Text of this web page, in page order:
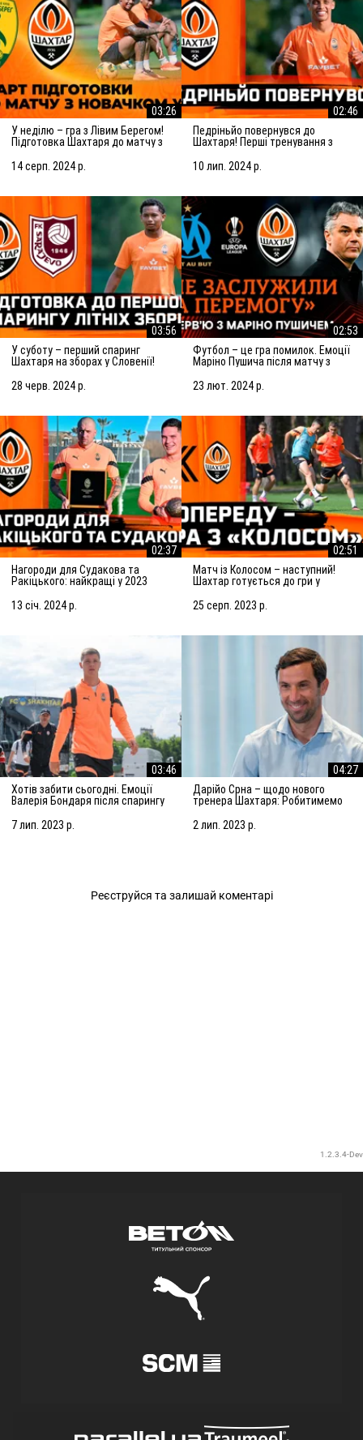
03:26
У неділю – гра з Лівим Берегом!
Підготовка Шахтаря до матчу з
14 серп. 2024 р.
02:46
Педріньйо повернувся до
Шахтаря! Перші тренування з
10 лип. 2024 р.
03:56
У суботу – перший спаринг
Шахтаря на зборах у Словенії!
Сараєвом
28 черв. 2024 р.
02:53
Футбол – це гра помилок. Емоції
Маріно Пушича після матчу з
23 лют. 2024 р.
02:37
Нагороди для Судакова та
Ракіцького: найкращі у 2023
13 січ. 2024 р.
02:51
Матч із Колосом – наступний!
Шахтар готується до гри у
25 серп. 2023 р.
03:46
Хотів забити сьогодні. Емоції
Валерія Бондаря після спарингу
7 лип. 2023 р.
04:27
Дарійо Срна – щодо нового
тренера Шахтаря: Робитимемо
2 лип. 2023 р.